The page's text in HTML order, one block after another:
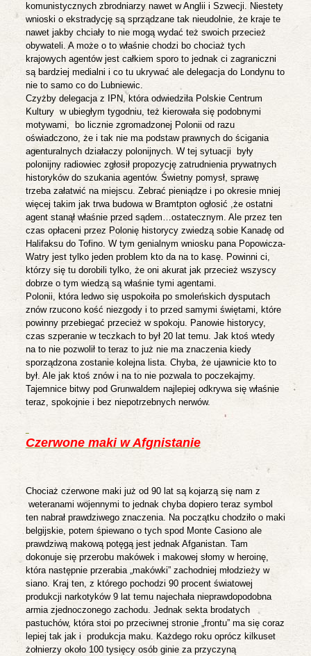
komunistycznych zbrodniarzy nawet w Anglii i Szwecji. Niestety
wnioski o ekstradycję są sprządzane tak nieudolnie, że kraje te
nawet jakby chciały to nie mogą wydać też swoich przecież
obywateli. A może o to właśnie chodzi bo chociaż tych
krajowych agentów jest całkiem sporo to jednak ci zagraniczni
są bardziej medialni i co tu ukrywać ale delegacja do Londynu to
nie to samo co do Lubniewic.
Czyżby delegacja z IPN, która odwiedziła Polskie Centrum
Kultury w ubiegłym tygodniu, też kierowała się podobnymi
motywami,
bo licznie zgromadzonej Polonii od razu
oświadczono, że i tak nie ma podstaw prawnych do ścigania
agenturalnych działaczy polonijnych. W tej sytuacji
były
polonijny radiowiec zgłosił propozycję zatrudnienia prywatnych
historyków do szukania agentów. Świetny pomysł, sprawę
trzeba załatwić na miejscu. Zebrać pieniądze i po okresie mniej
więcej takim jak trwa budowa w Bramtpton ogłosić ,że ostatni
agent stanął właśnie przed sądem…ostatecznym. Ale przez ten
czas opłaceni przez Polonię historycy zwiedzą sobie Kanadę od
Halifaksu do Tofino. W tym genialnym wniosku pana Popowicza-
Watry jest tylko jeden problem kto da na to kasę. Powinni ci,
którzy się tu dorobili tylko, że oni akurat jak przecież wszyscy
dobrze o tym wiedzą są właśnie tymi agentami.
Polonii, która ledwo się uspokoiła po smoleńskich dysputach
znów rzucono kość niezgody i to przed samymi świętami, które
powinny przebiegać przecież w spokoju. Panowie historycy,
czas szperanie w teczkach to był 20 lat temu. Jak ktoś wtedy
na to nie pozwolił to teraz to już nie ma znaczenia kiedy
sporządzona zostanie kolejna lista. Chyba, że ujawnicie kto to
był. Ale jak ktoś znów i na to nie pozwala to poczekajmy.
Tajemnice bitwy pod Grunwaldem najlepiej odkrywa się właśnie
teraz, spokojnie i bez niepotrzebnych nerwów.
Czerwone maki w Afgnistanie
Chociaż czerwone maki już od 90 lat są kojarzą się nam z
weteranami wojennymi to jednak chyba dopiero teraz symbol
ten nabrał prawdziwego znaczenia. Na początku chodziło o maki
belgijskie, potem śpiewano o tych spod Monte Casiono ale
prawdziwą makową potęgą jest jednak Afganistan. Tam
dokonuje się przerobu makówek i makowej słomy w heroinę,
która następnie przerabia „makówki” zachodniej młodzieży w
siano. Kraj ten, z którego pochodzi 90 procent światowej
produkcji narkotyków 9 lat temu najechała nieprawdopodobna
armia zjednoczonego zachodu. Jednak sekta brodatych
pastuchów, która stoi po przeciwnej stronie „frontu” ma się coraz
lepiej tak jak i produkcja maku. Każdego roku oprócz kilkuset
żołnierzy około 100 tysięcy osób ginie za przyczyną